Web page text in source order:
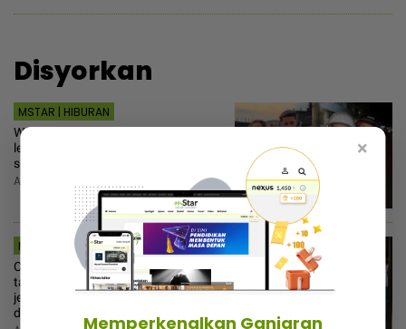
Disyorkan
MSTAR | HIBURAN
Wafariena dedah teman
lelaki...Kongsi video mesra, pakai
sedondon bercuti di Bali
Ahad, 9 Ogos 2026 2:30 PM
MSTAR | VIRAL
Cikgu HEM menangis di klinik tak
tahan ‘burnout’ kejar KPI... Disuruh
jejak rumah murid malas, pujuk
datang sekolah!
×
Memperkenalkan Ganjaran